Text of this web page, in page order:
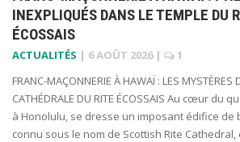
INEXPLIQUÉS DANS LE TEMPLE DU
ÉCOSSAIS
ACTUALITÉS | 6 AOÛT 2026 |
1
FRANC-MAÇONNERIE À HAWAÏ : LES MYSTÈRES
CATHÉDRALE DU RITE ÉCOSSAIS Au cœur du
à Honolulu, se dresse un imposant édifice de
connu sous le nom de Scottish Rite